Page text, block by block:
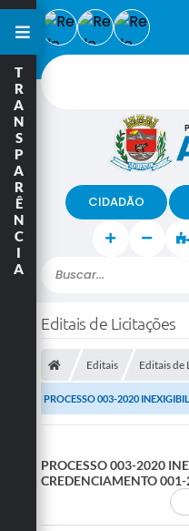
Buscar...
CIDADÃO
T
R
A
N
S
P
A
R
Ê
N
C
I
A
Editais de Licitações
Editais Editais de
PROCESSO 003-2020
PROCESSO 003-2020
CREDENCIAMENTO